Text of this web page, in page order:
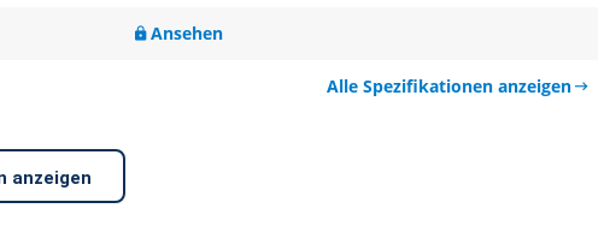
Ansehen
Alle Spezifikationen anzeigen
anzeigen